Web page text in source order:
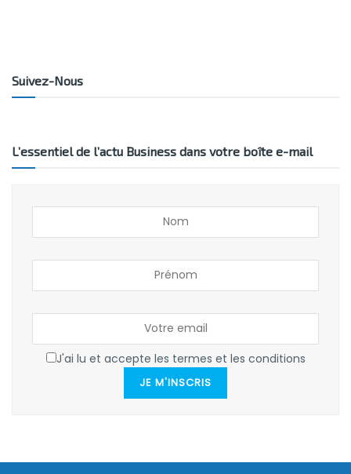
Suivez-Nous
L’essentiel de l’actu Business dans votre boîte e-mail
J'ai lu et accepte les termes et les conditions
JE M'INSCRIS